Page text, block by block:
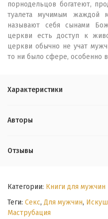
порнодельцов богатеют,
туалета мучимым жаждой
называют себя сынами
церкви есть доступ к
церкви обычно не учат
то ни было сфере, особенно
Характеристики
Авторы
Отзывы
Категории: Книги для мужчин
Теги: Секс, Для мужчин,
Маструбация